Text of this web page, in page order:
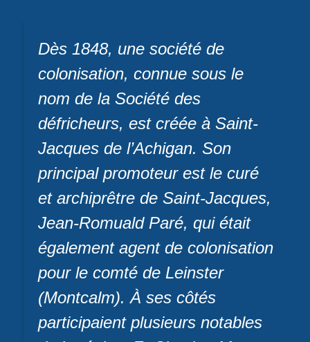
Dès 1848, une société de
colonisation, connue sous le
nom de la Société des
défricheurs, est créée à Saint-
Jacques de l’Achigan. Son
principal promoteur est le curé
et archiprêtre de Saint-Jacques,
Jean-Romuald Paré, qui était
également agent de colonisation
pour le comté de Leinster
(Montcalm). À ses côtés
participaient plusieurs notables